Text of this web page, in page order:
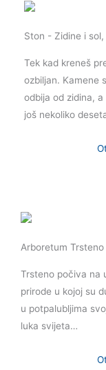
Ston - Zidine i
Tek kad kreneš
ozbiljan. Kamene
odbija od zidina,
još nekoliko
Arboretum
Trsteno počiva na
prirode u kojoj su
u potpalubljima
luka svijeta…